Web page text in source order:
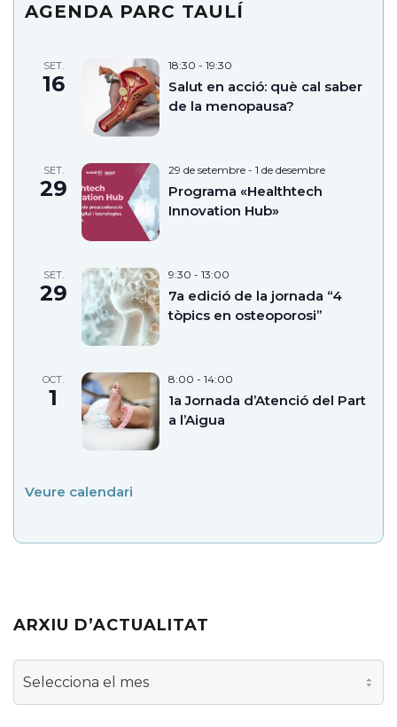
AGENDA PARC TAULÍ
SET.
16
18:30 - 19:30
Salut en acció: què cal saber
de la menopausa?
SET.
29
29 de setembre - 1 de desembre
Programa «Healthtech
Innovation Hub»
SET.
29
9:30 - 13:00
7a edició de la jornada “4
tòpics en osteoporosi”
OCT.
1
8:00 - 14:00
1a Jornada d’Atenció del Part
a l’Aigua
Veure calendari
ARXIU D’ACTUALITAT
Arxiu